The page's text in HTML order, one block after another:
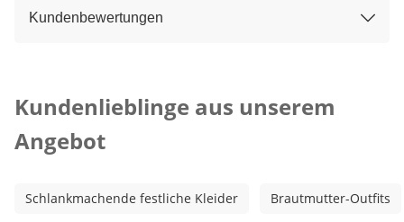
Kundenbewertungen
Kundenlieblinge aus unserem
Angebot
Schlankmachende festliche Kleider Brautmutter-Outfits